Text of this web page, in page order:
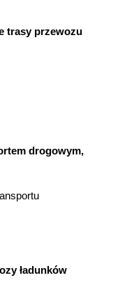
trasy przewozu
drogowym,
ładunków